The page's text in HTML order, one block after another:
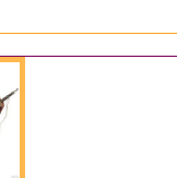
DÉGUISEMENT HOMME